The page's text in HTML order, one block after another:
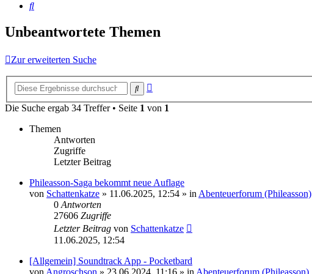
Suche
Unbeantwortete Themen
Zur erweiterten Suche
Suche
Die Suche ergab 34 Treffer • Seite 1 von 1
Themen
Antworten
Zugriffe
Letzter Beitrag
Phileasson-Saga bekommt neue Auflage
von Schattenkatze » 11.06.2025, 12:54 » in Abenteuerforum (Phileasson)
0 Antworten
27606 Zugriffe
Letzter Beitrag von Schattenkatze
11.06.2025, 12:54
[Allgemein] Soundtrack App - Pocketbard
von Angroschson » 23.06.2024, 11:16 » in Abenteuerforum (Phileasson)